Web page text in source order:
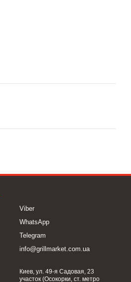
Viber
WhatsApp
Telegram
info@grillmarket.com.ua
Киев, ул. 49-я Садовая, 23
участок (Осокорки, ст. метро